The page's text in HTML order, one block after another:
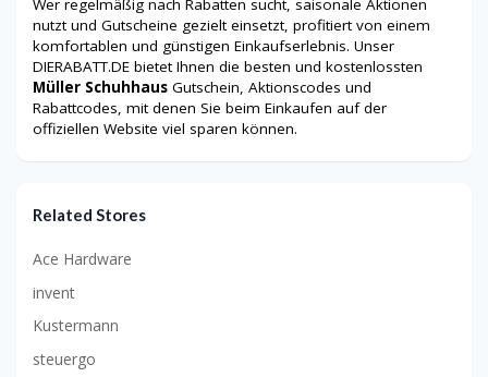
Wer regelmäßig nach Rabatten sucht, saisonale Aktionen
nutzt und Gutscheine gezielt einsetzt, profitiert von einem
komfortablen und günstigen Einkaufserlebnis. Unser
DIERABATT.DE bietet Ihnen die besten und kostenlossten
Müller Schuhhaus Gutschein, Aktionscodes und
Rabattcodes, mit denen Sie beim Einkaufen auf der
offiziellen Website viel sparen können.
Related Stores
Ace Hardware
invent
Kustermann
steuergo